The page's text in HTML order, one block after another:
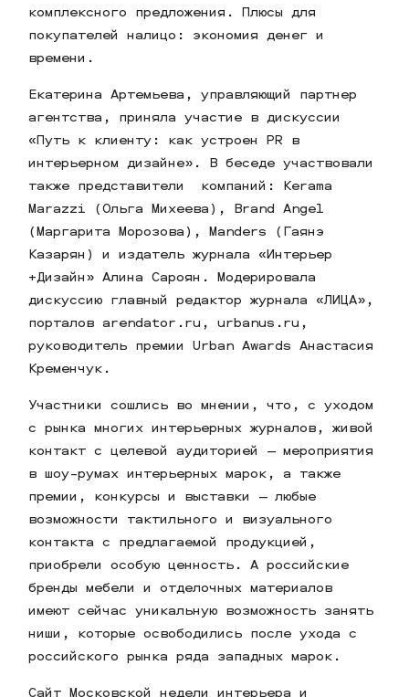
комплексного предложения. Плюсы для
покупателей налицо: экономия денег и
времени.
Екатерина Артемьева, управляющий партнер
агентства, приняла участие в дискуссии
«Путь к клиенту: как устроен PR в
интерьерном дизайне». В беседе участвовали
также представители компаний: Kerama
Marazzi (Ольга Михеева), Brand Angel
(Маргарита Морозова), Manders (Гаянэ
Казарян) и издатель журнала «Интерьер
+Дизайн» Алина Сароян. Модерировала
дискуссию главный редактор журнала «ЛИЦА»,
порталов arendator.ru, urbanus.ru,
руководитель премии Urban Awards Анастасия
Кременчук.
Участники сошлись во мнении, что, с уходом
с рынка многих интерьерных журналов, живой
контакт с целевой аудиторией — мероприятия
в шоу-румах интерьерных марок, а также
премии, конкурсы и выставки — любые
возможности тактильного и визуального
контакта с предлагаемой продукцией,
приобрели особую ценность. А российские
бренды мебели и отделочных материалов
имеют сейчас уникальную возможность занять
ниши, которые освободились после ухода с
российского рынка ряда западных марок.
Сайт Московской недели интерьера и